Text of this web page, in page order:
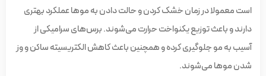
است معمولا در زمان خشک کردن و حالت دادن به موها عملکرد بهتری
دارند و باعث توزیع یکنواخت حرارت می‌شوند. برس‌های سرامیکی از
آسیب به مو جلوگیری کرده و همچنین باعث کاهش الکتریسیته ساکن و وز
شدن موها می‌شوند.